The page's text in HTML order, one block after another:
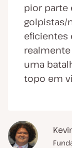
pior parte
golpistas/
eficientes
uma
topo em